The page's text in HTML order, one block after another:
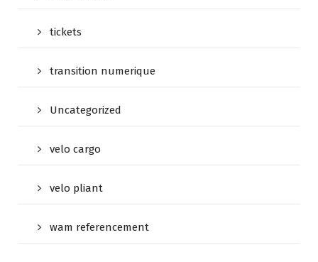
tickets
transition numerique
Uncategorized
velo cargo
velo pliant
wam referencement